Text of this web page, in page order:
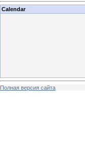
Calendar
Полная версия сайта